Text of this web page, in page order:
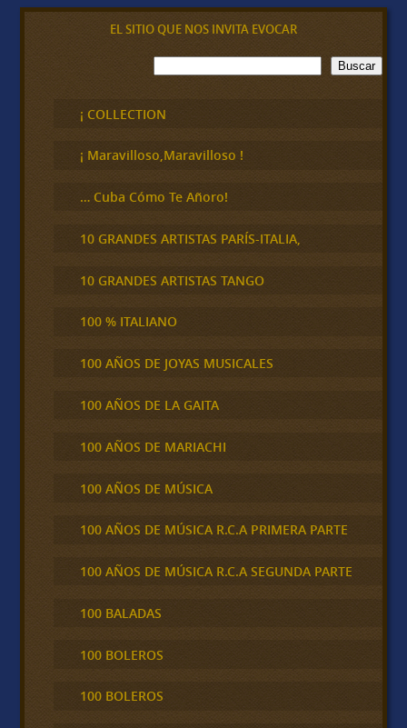
EL SITIO QUE NOS INVITA EVOCAR
B
u
c
a
Buscar
¡ COLLECTION
¡ Maravilloso,Maravilloso !
… Cuba Cómo Te Añoro!
10 GRANDES ARTISTAS PARÍS-ITALIA,
10 GRANDES ARTISTAS TANGO
100 % ITALIANO
100 AÑOS DE JOYAS MUSICALES
100 AÑOS DE LA GAITA
100 AÑOS DE MARIACHI
100 AÑOS DE MÚSICA
100 AÑOS DE MÚSICA R.C.A PRIMERA PARTE
100 AÑOS DE MÚSICA R.C.A SEGUNDA PARTE
100 BALADAS
100 BOLEROS
100 BOLEROS